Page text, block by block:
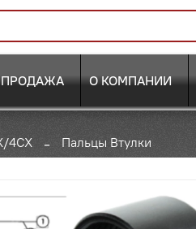
О КОМПАНИИ
4CX Пальцы Втулки